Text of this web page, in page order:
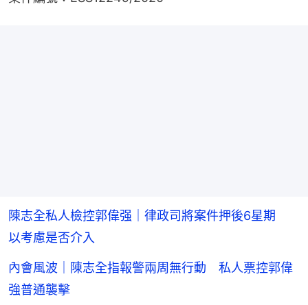
陳志全私人檢控郭偉强｜律政司將案件押後6星期
以考慮是否介入
內會風波｜陳志全指報警兩周無行動 私人票控郭偉
強普通襲擊